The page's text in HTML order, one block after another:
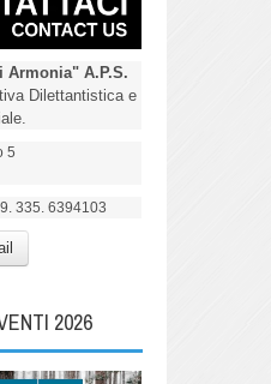
Armonia" A.P.S.
Dilettantistica e
5
335. 6394103
2026